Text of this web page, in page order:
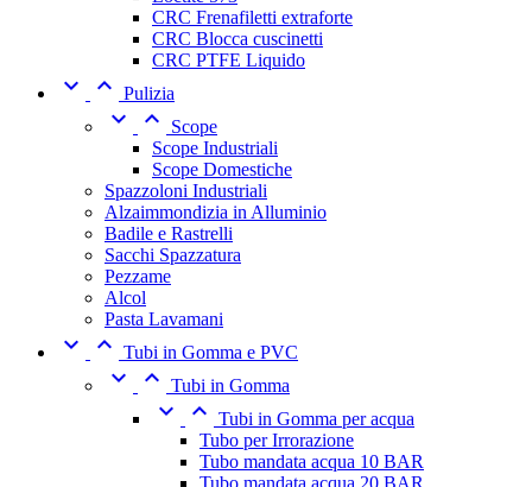
CRC Frenafiletti extraforte
CRC Blocca cuscinetti
CRC PTFE Liquido
  Pulizia
 
Scope
Scope Industriali
Scope Domestiche
Spazzoloni Industriali
Alzaimmondizia in Alluminio
Badile e Rastrelli
Sacchi Spazzatura
Pezzame
Alcol
Pasta Lavamani
  Tubi in Gomma e PVC
  Tubi in Gomma
  Tubi in Gomma per acqua
Tubo per Irrorazione
Tubo mandata acqua 10 BAR
Tubo mandata acqua 20 BAR